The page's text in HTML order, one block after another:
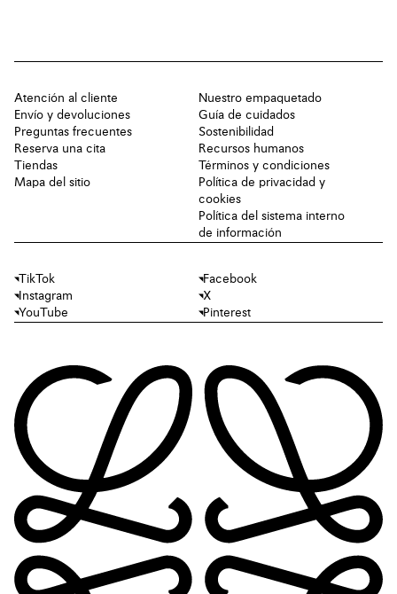
Atención al cliente
Envío y devoluciones
Preguntas frecuentes
Reserva una cita
Tiendas
Mapa del sitio
Nuestro empaquetado
Guía de cuidados
Sostenibilidad
Recursos humanos
Términos y condiciones
Política de privacidad y
cookies
Política del sistema interno
de información
TikTok
Facebook
Instagram
X
YouTube
Pinterest